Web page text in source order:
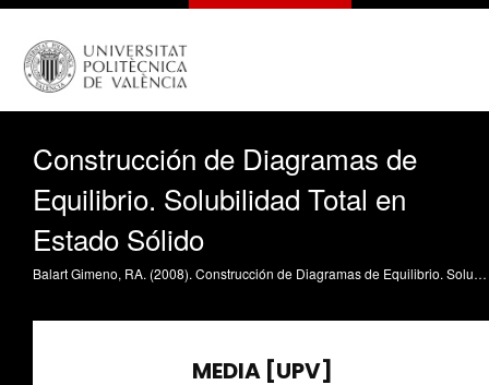
Construcción de Diagramas de
Equilibrio. Solubilidad Total en
Estado Sólido
Balart Gimeno, RA. (2008). Construcción de Diagramas de Equilibrio. Solubilidad Total en Estado Sólido. https://riunet.upv.es/handle/10251/1223